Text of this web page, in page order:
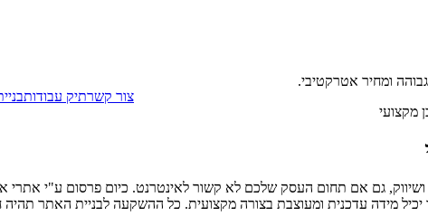
ומחיר אטרקטיבי.
תיק עבודותצור קשר
מקצועי
ושיווק, גם אם תחום העסק שלכם לא קשור לאינטרנט. כיום פרסום ע"י
מידה עדכנית ומעוצבת בצורה מקצועית. כל ההשקעה לבניית האתר